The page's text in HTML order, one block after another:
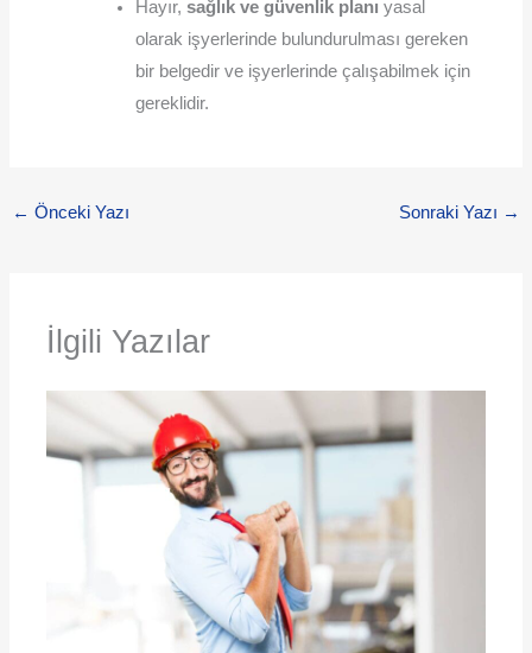
Hayır, sağlık ve güvenlik planı yasal
olarak işyerlerinde bulundurulması gereken
bir belgedir ve işyerlerinde çalışabilmek için
gereklidir.
← Önceki Yazı Sonraki Yazı →
İlgili Yazılar